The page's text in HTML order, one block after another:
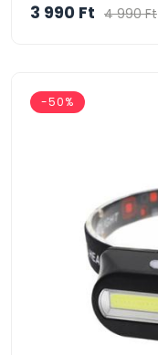
3 990 Ft 4 990 Ft
-50%